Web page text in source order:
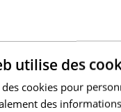
utilise des
cookies pour
des